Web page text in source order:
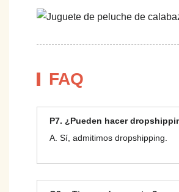
FAQ
P7. ¿Pueden hacer
A. Sí, admitimos dropshipping.